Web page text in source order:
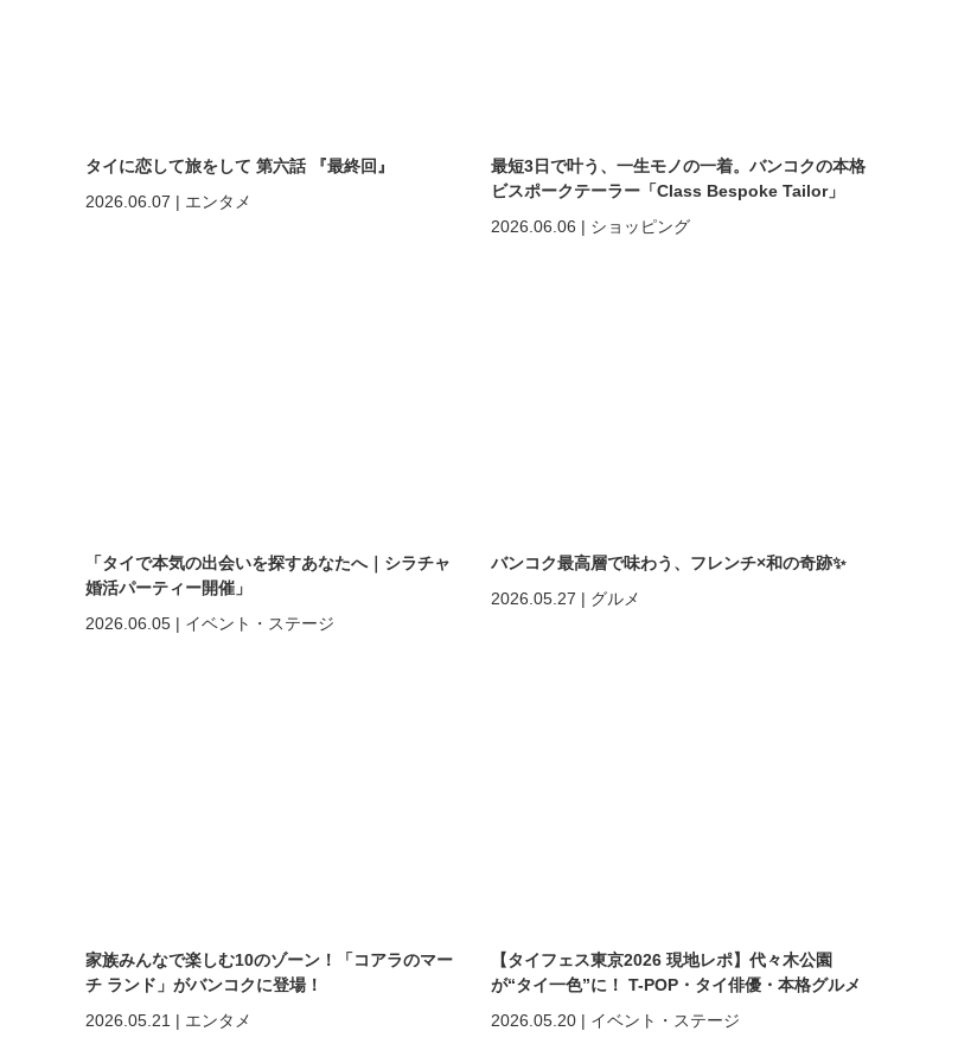
タイに恋して旅をして 第六話 『最終回』
2026.06.07 | エンタメ
最短3日で叶う、一生モノの一着。バンコクの本格
ビスポークテーラー「Class Bespoke Tailor」
2026.06.06 | ショッピング
「タイで本気の出会いを探すあなたへ｜シラチャ
婚活パーティー開催」
2026.06.05 | イベント・ステージ
バンコク最高層で味わう、フレンチ×和の奇跡✨
2026.05.27 | グルメ
家族みんなで楽しむ10のゾーン！「コアラのマー
チ ランド」がバンコクに登場！
2026.05.21 | エンタメ
【タイフェス東京2026 現地レポ】代々木公園
が“タイ一色”に！ T-POP・タイ俳優・本格グルメ
2026.05.20 | イベント・ステージ